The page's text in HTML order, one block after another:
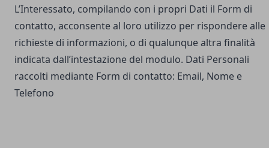
L’Interessato, compilando con i propri Dati il Form di
contatto, acconsente al loro utilizzo per rispondere alle
richieste di informazioni, o di qualunque altra finalità
indicata dall’intestazione del modulo. Dati Personali
raccolti mediante Form di contatto: Email, Nome e
Telefono